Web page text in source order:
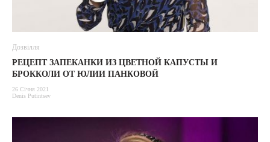
Дозвілля
РЕЦЕПТ ЗАПЕКАНКИ ИЗ ЦВЕТНОЙ КАПУСТЫ И
БРОККОЛИ ОТ ЮЛИИ ПАНКОВОЙ
26 Січня 2021
Denis Putintsev